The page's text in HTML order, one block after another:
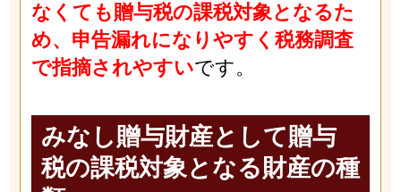
なくても贈与税の課税対象となるた
め、申告漏れになりやすく税務調査
で指摘されやすいです。
みなし贈与財産として贈与
税の課税対象となる財産の種